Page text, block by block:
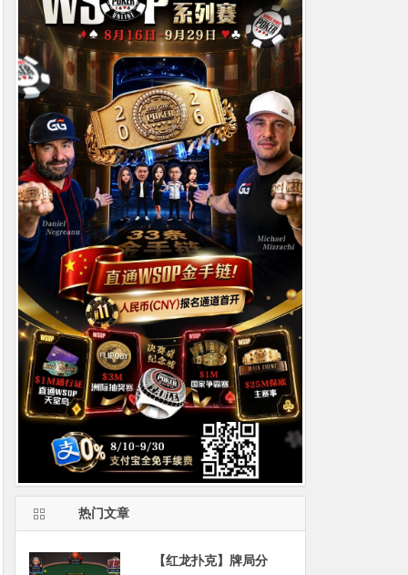
热门文章
【红龙扑克】牌局分